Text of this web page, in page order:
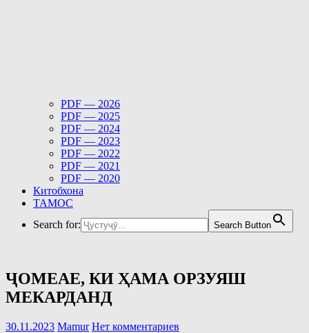
PDF — 2026
PDF — 2025
PDF — 2024
PDF — 2023
PDF — 2022
PDF — 2021
PDF — 2020
Китобхона
ТАМОС
Search for:
Search Button
ҶОМЕАЕ, КИ ҲАМА ОРЗУЯШ
МЕКАРДАНД
30.11.2023 Mamur Нет комментариев